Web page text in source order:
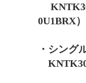
0U1BRX）
・シング